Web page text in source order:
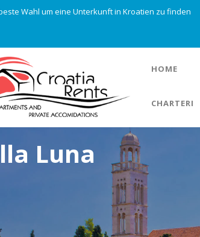
Wahl um eine Unterkunft in Kroatien zu finden
HOME
CHARTERI
Luna